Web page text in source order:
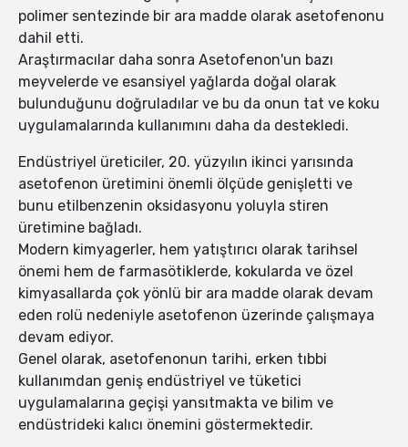
polimer sentezinde bir ara madde olarak asetofenonu
dahil etti.
Araştırmacılar daha sonra Asetofenon'un bazı
meyvelerde ve esansiyel yağlarda doğal olarak
bulunduğunu doğruladılar ve bu da onun tat ve koku
uygulamalarında kullanımını daha da destekledi.
Endüstriyel üreticiler, 20. yüzyılın ikinci yarısında
asetofenon üretimini önemli ölçüde genişletti ve
bunu etilbenzenin oksidasyonu yoluyla stiren
üretimine bağladı.
Modern kimyagerler, hem yatıştırıcı olarak tarihsel
önemi hem de farmasötiklerde, kokularda ve özel
kimyasallarda çok yönlü bir ara madde olarak devam
eden rolü nedeniyle asetofenon üzerinde çalışmaya
devam ediyor.
Genel olarak, asetofenonun tarihi, erken tıbbi
kullanımdan geniş endüstriyel ve tüketici
uygulamalarına geçişi yansıtmakta ve bilim ve
endüstrideki kalıcı önemini göstermektedir.